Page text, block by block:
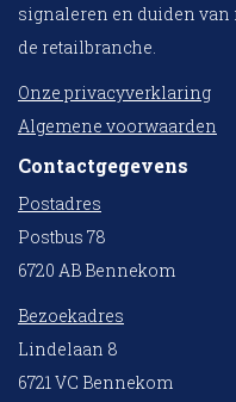
signaleren en duiden
de retailbranche.
Onze privacyverklaring
Algemene voorwaarden
Contactgegevens
Postadres
Postbus 78
6720 AB Bennekom
Bezoekadres
Lindelaan 8
6721 VC Bennekom